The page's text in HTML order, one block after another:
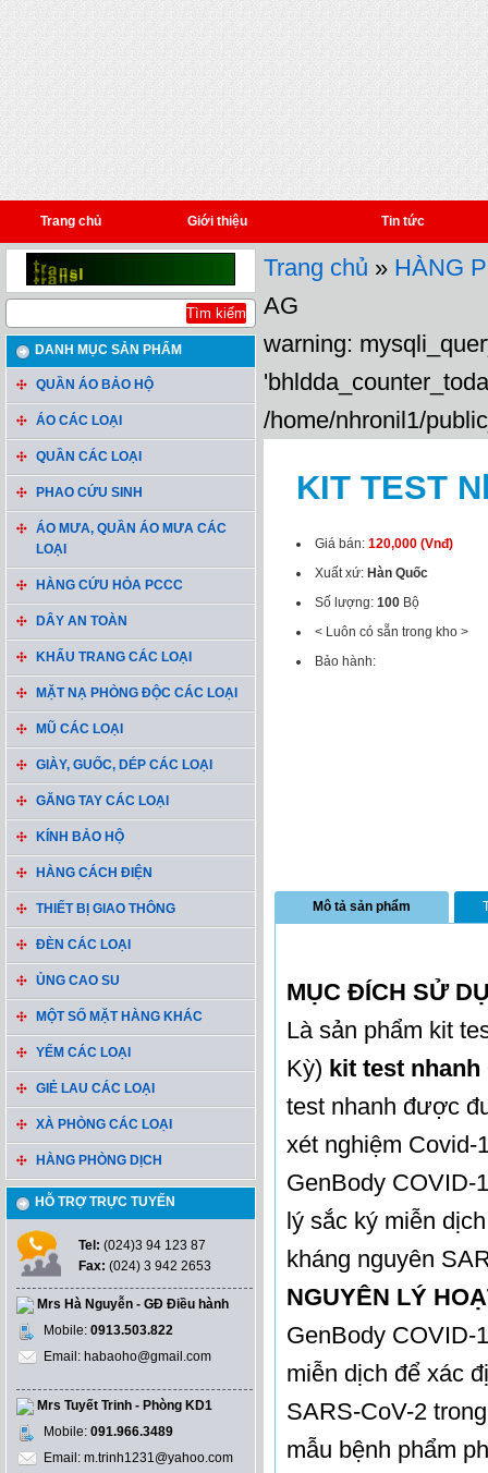
Trang chủ Giới thiệu Tin tức
DANH MỤC SẢN PHẨM
QUẦN ÁO BẢO HỘ
ÁO CÁC LOẠI
QUẦN CÁC LOẠI
PHAO CỨU SINH
ÁO MƯA, QUẦN ÁO MƯA CÁC
LOẠI
HÀNG CỨU HỎA PCCC
DÂY AN TOÀN
KHẨU TRANG CÁC LOẠI
MẶT NẠ PHÒNG ĐỘC CÁC LOẠI
MŨ CÁC LOẠI
GIÀY, GUỐC, DÉP CÁC LOẠI
GĂNG TAY CÁC LOẠI
KÍNH BẢO HỘ
HÀNG CÁCH ĐIỆN
THIẾT BỊ GIAO THÔNG
ĐÈN CÁC LOẠI
ỦNG CAO SU
MỘT SỐ MẶT HÀNG KHÁC
YẾM CÁC LOẠI
GIẺ LAU CÁC LOẠI
XÀ PHÒNG CÁC LOẠI
HÀNG PHÒNG DỊCH
HỖ TRỢ TRỰC TUYẾN
Tel: (024)3 94 123 87
Fax: (024) 3 942 2653
Mrs Hà Nguyễn - GĐ Điều hành
Mobile: 0913.503.822
Email: habaoho@gmail.com
Mrs Tuyết Trinh - Phòng KD1
Mobile: 091.966.3489
Email: m.trinh1231@yahoo.com
Trang chủ » HÀNG
AG
warning:
/home/nhronil1/
KIT TEST
Giá bán: 120,000 (Vnđ)
Xuất xứ: Hàn Quốc
Số lượng: 100 Bộ
< Luôn có sẵn trong kho >
Bảo hành:
Mô tả sản phẩm
MỤC ĐÍCH SỬ
Là sản phẩm kit
Kỳ) kit test nhanh
test nhanh được
xét nghiệm Covid-
GenBody COVID-
lý sắc ký miễn
kháng nguyên
NGUYÊN LÝ
GenBody COVID-
miễn dịch để xác
SARS-CoV-2
mẫu bệnh phẩm